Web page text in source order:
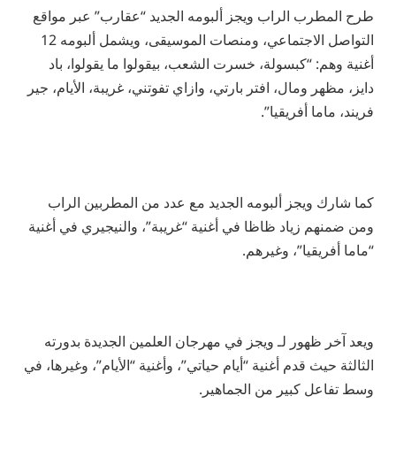
طرح المطرب الراب ويجز ألبومه الجديد “عقارب” عبر مواقع
التواصل الاجتماعي، ومنصات الموسيقى، ويشمل ألبومه 12
أغنية وهم: “كبسولة، خسرت الشعب، بيقولوا ما يقولوا، باد
دايز، مظهر ومال، افتر بارتي، وازاي تفوتني، غريبة، الأيام، جير
فريند، ماما أفريقيا”.
كما شارك ويجز ألبومه الجديد مع عدد من المطربين الراب
ومن ضمنهم زياد ظاظا في أغنية “غريبة”، والنيجيري في أغنية
“ماما أفريقيا”، وغيرهم.
ويعد آخر ظهور لـ ويجز في مهرجان العلمين الجديدة بدورته
الثالثة حيث قدم أغنية “أيام حياتي”، وأغنية “الأيام”، وغيرها، في
وسط تفاعل كبير من الجماهير.